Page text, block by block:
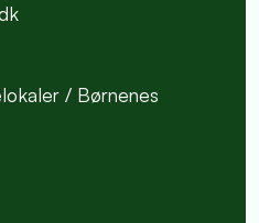
/ Børnenes